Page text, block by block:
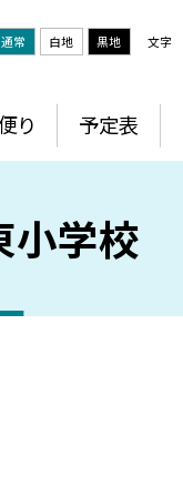
通常 白地 黒地 文字
り 予定表
小学校